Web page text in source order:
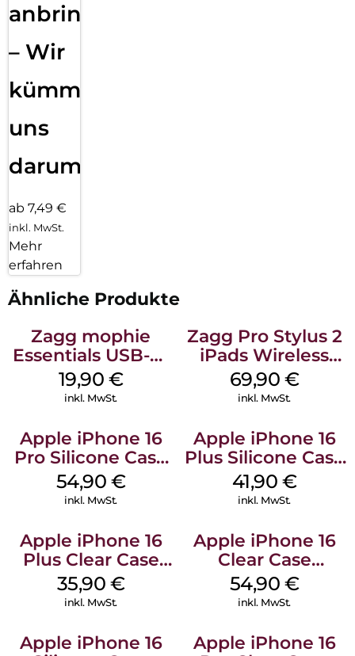
anbringen
– Wir
kümmern
uns
darum!
ab 7,49 €
inkl. MwSt.
Mehr
erfahren
Ähnliche Produkte
Zagg mophie
Essentials USB-C-
20W Charger PD
Weiß
19,90 €
inkl. MwSt.
Zagg Pro Stylus 2
iPads Wireless
Charging Grau
69,90 €
inkl. MwSt.
Apple iPhone 16
Pro Silicone Case
MagSafe Black
54,90 €
inkl. MwSt.
Apple iPhone 16
Plus Silicone Case
MagSafe Stone
Gray
41,90 €
inkl. MwSt.
Apple iPhone 16
Plus Clear Case
MagSafe
Transparent
35,90 €
inkl. MwSt.
Apple iPhone 16
Clear Case
MagSafe
Transparent
54,90 €
inkl. MwSt.
Apple iPhone 16
Apple iPhone 16